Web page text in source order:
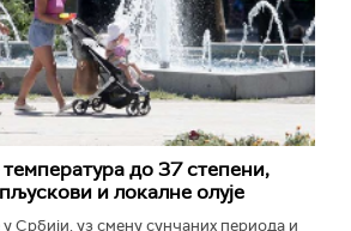
до 37 степени,
и локалне олује
Србији, уз смену сунчаних периода и